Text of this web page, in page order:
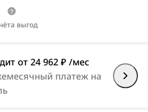
выгод
от 24 962 ₽ /мес
платеж на